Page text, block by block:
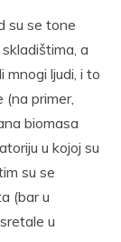
su se tone
a
mnogi ljudi, i to
primer,
biomasa
u kojoj su
su se
(bar u
u